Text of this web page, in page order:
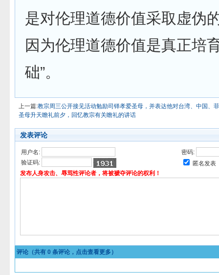
是对伦理道德价值采取虚伪
因为伦理道德价值是真正培
础”。
上一篇:教宗周三公开接见活动勉励司铎孝爱圣母，并表达他对台湾、中国、
圣母升天瞻礼前夕，回忆教宗有关瞻礼的讲话
发表评论
用户名:
密码:
验证码:
匿名发表
发布人身攻击、辱骂性评论者，将被褫夺评论的权利！
评论（共有 0 条评论，点击查看更多）